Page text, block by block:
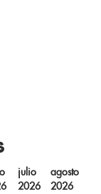
julio
2026
agosto
2026